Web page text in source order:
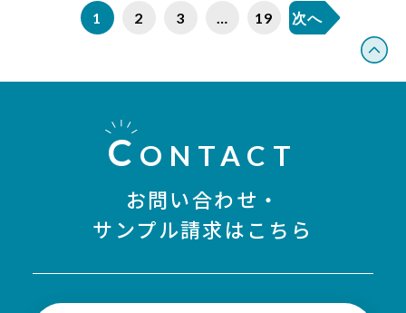
1 2 3 … 19 次へ
C ONTACT
お問い合わせ・
サンプル請求はこちら